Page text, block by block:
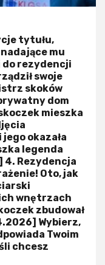
tytułu,
mu
rezydencji
swoje
skoków
dom
skoczek mieszka
okazała
legenda
4. Rezydencja
Oto, jak
wnętrzach
zbudował
Wybierz,
Twoim
chcesz